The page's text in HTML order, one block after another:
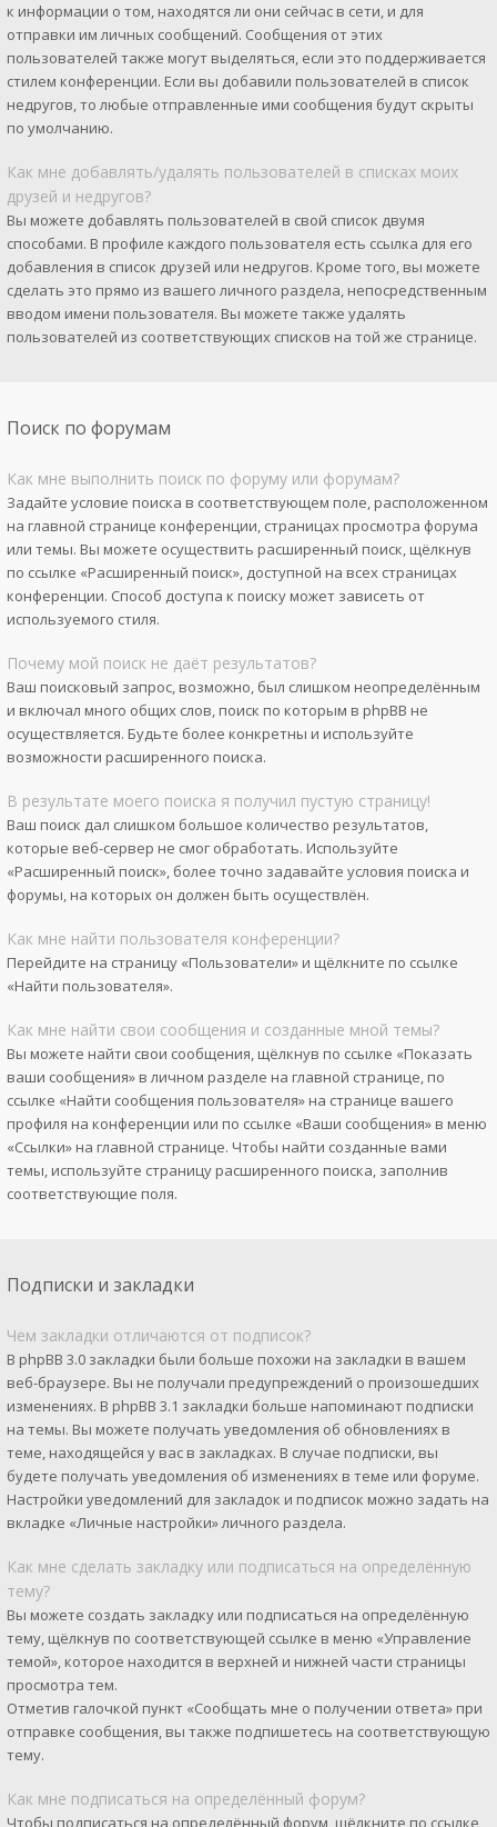
к информации о том, находятся ли они сейчас в сети, и для
отправки им личных сообщений. Сообщения от этих
пользователей также могут выделяться, если это поддерживается
стилем конференции. Если вы добавили пользователей в список
недругов, то любые отправленные ими сообщения будут скрыты
по умолчанию.
Как мне добавлять/удалять пользователей в списках моих
друзей и недругов?
Вы можете добавлять пользователей в свой список двумя
способами. В профиле каждого пользователя есть ссылка для его
добавления в список друзей или недругов. Кроме того, вы можете
сделать это прямо из вашего личного раздела, непосредственным
вводом имени пользователя. Вы можете также удалять
пользователей из соответствующих списков на той же странице.
Поиск по форумам
Как мне выполнить поиск по форуму или форумам?
Задайте условие поиска в соответствующем поле, расположенном
на главной странице конференции, страницах просмотра форума
или темы. Вы можете осуществить расширенный поиск, щёлкнув
по ссылке «Расширенный поиск», доступной на всех страницах
конференции. Способ доступа к поиску может зависеть от
используемого стиля.
Почему мой поиск не даёт результатов?
Ваш поисковый запрос, возможно, был слишком неопределённым
и включал много общих слов, поиск по которым в phpBB не
осуществляется. Будьте более конкретны и используйте
возможности расширенного поиска.
В результате моего поиска я получил пустую страницу!
Ваш поиск дал слишком большое количество результатов,
которые веб-сервер не смог обработать. Используйте
«Расширенный поиск», более точно задавайте условия поиска и
форумы, на которых он должен быть осуществлён.
Как мне найти пользователя конференции?
Перейдите на страницу «Пользователи» и щёлкните по ссылке
«Найти пользователя».
Как мне найти свои сообщения и созданные мной темы?
Вы можете найти свои сообщения, щёлкнув по ссылке «Показать
ваши сообщения» в личном разделе на главной странице, по
ссылке «Найти сообщения пользователя» на странице вашего
профиля на конференции или по ссылке «Ваши сообщения» в меню
«Ссылки» на главной странице. Чтобы найти созданные вами
темы, используйте страницу расширенного поиска, заполнив
соответствующие поля.
Подписки и закладки
Чем закладки отличаются от подписок?
В phpBB 3.0 закладки были больше похожи на закладки в вашем
веб-браузере. Вы не получали предупреждений о произошедших
изменениях. В phpBB 3.1 закладки больше напоминают подписки
на темы. Вы можете получать уведомления об обновлениях в
теме, находящейся у вас в закладках. В случае подписки, вы
будете получать уведомления об изменениях в теме или форуме.
Настройки уведомлений для закладок и подписок можно задать на
вкладке «Личные настройки» личного раздела.
Как мне сделать закладку или подписаться на определённую
тему?
Вы можете создать закладку или подписаться на определённую
тему, щёлкнув по соответствующей ссылке в меню «Управление
темой», которое находится в верхней и нижней части страницы
просмотра тем.
Отметив галочкой пункт «Сообщать мне о получении ответа» при
отправке сообщения, вы также подпишетесь на соответствующую
тему.
Как мне подписаться на определённый форум?
Чтобы подписаться на определённый форум, щёлкните по ссылке